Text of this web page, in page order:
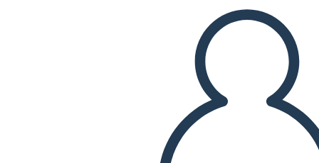
CREARE UNO STORYBOARD
RIPRODURRE LA PRESENTAZIONE
LEGGIMI